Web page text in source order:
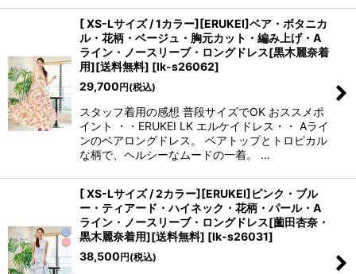
[ XS-Lサイズ / 1カラー][ERUKEI]ベア・ボタニカ
ル・花柄・ベージュ・胸元カット・編み上げ・A
ライン・ノースリーブ・ロングドレス[黒木麗奈着
用][送料無料] [lk-s26062]
29,700円(税込)
スタッフ着用の感想 普段サイズでOK おススメポ
イント ・・ERUKEI LK エルケイドレス・・ Aライ
ンのベアロングドレス。 ベアトップとトロピカル
な柄で、ヘルシーなムードの一着。 …
[ XS-Lサイズ / 2カラー][ERUKEI]ピンク・ブル
ー・ティアード・ハイネック・花柄・パール・A
ライン・ノースリーブ・ロングドレス[薗田杏奈・
黒木麗奈着用][送料無料] [lk-s26031]
38,500円(税込)